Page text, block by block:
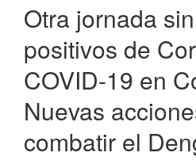
Otra jornada
positivos de
COVID-19 en
Nuevas
combatir el